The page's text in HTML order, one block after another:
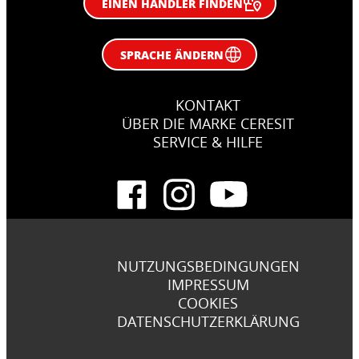
EINEN HÄNDLER FINDEN
SPRACHE ÄNDERN
KONTAKT
ÜBER DIE MARKE CERESIT
SERVICE & HILFE
NUTZUNGSBEDINGUNGEN
IMPRESSUM
COOKIES
DATENSCHUTZERKLÄRUNG